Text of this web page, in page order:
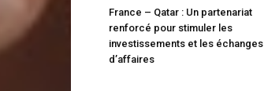
France – Qatar : Un partenariat
renforcé pour stimuler les
investissements et les échanges
d’affaires